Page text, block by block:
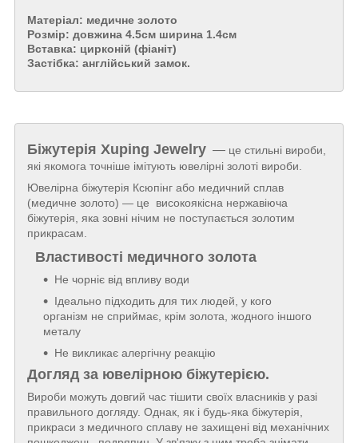
Матеріал: медичне золото
Розмір: довжина 4.5см ширина 1.4см
Вставка: цирконій (фіаніт)
Застібка: англійський замок.
Біжутерія Xuping Jewelry — це стильні вироби,
які якомога точніше імітують ювелірні золоті вироби.
Ювелірна біжутерія Ксюпінг або медичний сплав
(медичне золото) — це високоякісна нержавіюча
біжутерія, яка зовні нічим не поступається золотим
прикрасам.
Властивості медичного золота
Не чорніє від впливу води
Ідеально підходить для тих людей, у кого
організм не сприймає, крім золота, жодного іншого
металу
Не викликає алергічну реакцію
Догляд за ювелірною біжутерією.
Вироби можуть довгий час тішити своїх власників у разі
правильного догляду. Однак, як і будь-яка біжутерія,
прикраси з медичного сплаву не захищені від механічних